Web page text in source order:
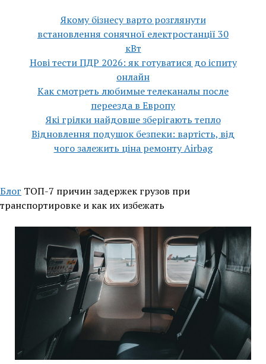
Якому бізнесу варто розглянути
встановлення сонячної електростанції 30
кВт
Нові тести ПДР 2026: як готуватися до іспиту
онлайн
Как смотреть любимые телеканалы после
переезда в Европу
Які грілки найдовше зберігають тепло
Відновлення подушок безпеки: вартість, від
чого залежить ціна ремонту Airbag
Блог ТОП-7 причин задержек грузов при
транспортировке и как их избежать